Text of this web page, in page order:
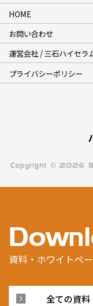
HOME
お問い合わせ
運営会社 / 三石ハイセラ
プライバシーポリシー
Copyright © 2026
資料・ホワイトペ
全ての資